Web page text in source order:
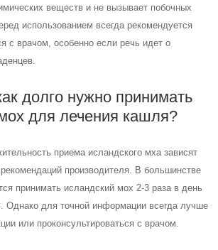
веществ и не вызывает побочных
использованием всегда рекомендуется
с врачом, особенно если речь идет о
долго нужно принимать
для лечения кашля?
приема исландского мха зависят
производителя. В большинстве
принимать исландский мох 2-3 раза в день
Однако для точной информации всегда лучше
или проконсультироваться с врачом.